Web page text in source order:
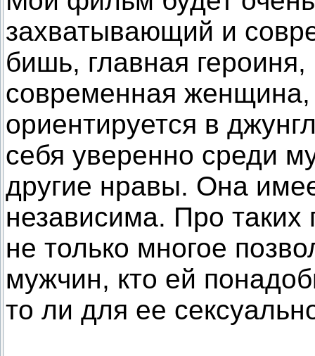
захватывающий и
бишь, главная
современная женщина,
ориентируется в
себя уверенно среди
другие нравы. Она
независима. Про таких
не только многое
мужчин, кто ей
то ли для ее